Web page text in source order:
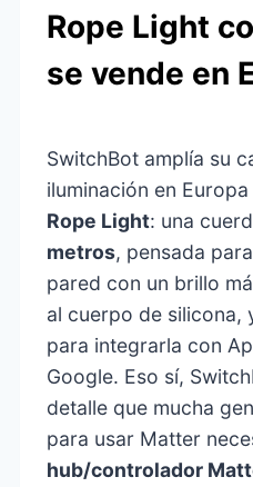
Rope Light
se vende en
SwitchBot amplía su
iluminación en
Rope Light: una
metros, pensada
pared con un brillo
al cuerpo de silicona,
para integrarla con
Google. Eso sí,
detalle que mucha
para usar Matter
hub/controlador